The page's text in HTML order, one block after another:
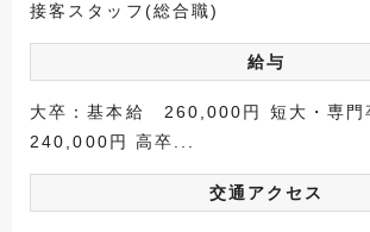
接客スタッフ(総合職)
給与
大卒：基本給 260,000円 短大・専
240,000円 高卒...
交通アクセス